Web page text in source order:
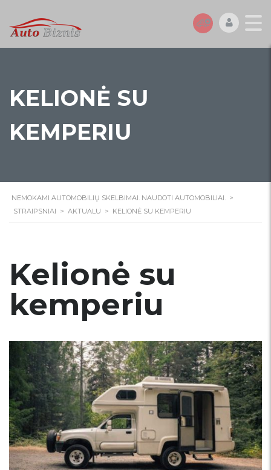
KELIONĖ SU
KEMPERIU
NEMOKAMI AUTOMOBILIŲ SKELBIMAI. NAUDOTI AUTOMOBILIAI. >
STRAIPSNIAI > AKTUALU > KELIONĖ SU KEMPERIU
Kelionė su
kemperiu